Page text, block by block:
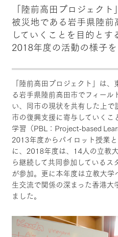
「陸前高田プロジェク
被災地である岩手県陸
していくことを目的とす
2018年度の活動の様子を
「陸前高田プロジェクト」は
る岩手県陸前高田市でフィー
い、同市の現状を共有した上
市の復興支援に寄与していく
学習（PBL：Project-based
2013年度からパイロット授業
に、2018年度は、14人の立教
ら継続して共同参加している
が参加。更に本年度は立教大
生交流で関係の深まった香港大
ました。